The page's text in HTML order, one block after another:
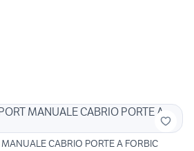
CABRIO PORTE A FORBIC